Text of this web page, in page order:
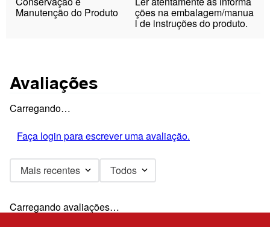
Manutenção do Produto ções na embalagem/manua
l de instruções do produto.
Avaliações
Carregando…
Faça login para escrever uma avaliação.
Mais recentes Todos
Carregando avaliações…